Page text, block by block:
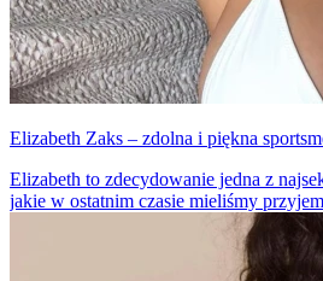
Elizabeth Zaks – zdolna i piękna
Elizabeth to zdecydowanie jedna z
jakie w ostatnim czasie mieliśmy
aktywnie działa na swoim instagramie,
efektów swoich ćwiczeń... w bardzo